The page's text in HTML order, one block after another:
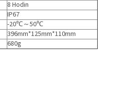
8 Hodin
IP67
-20℃～50℃
396mm*125mm*110mm
680g